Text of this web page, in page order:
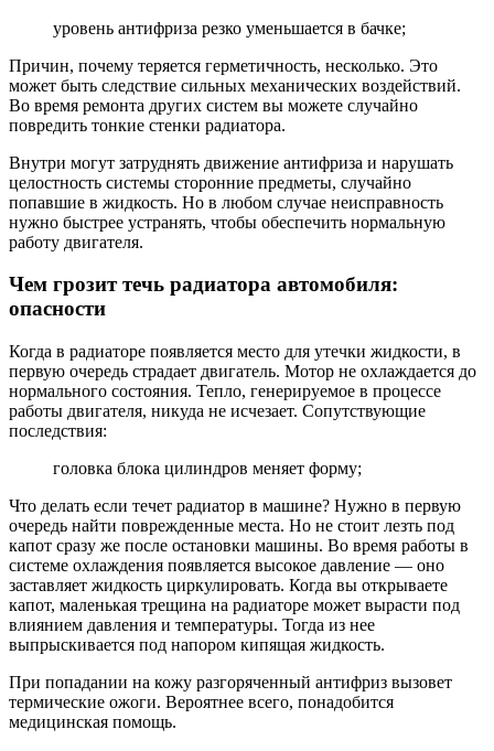
уровень антифриза резко уменьшается в бачке;
Причин, почему теряется герметичность, несколько. Это
может быть следствие сильных механических воздействий.
Во время ремонта других систем вы можете случайно
повредить тонкие стенки радиатора.
Внутри могут затруднять движение антифриза и нарушать
целостность системы сторонние предметы, случайно
попавшие в жидкость. Но в любом случае неисправность
нужно быстрее устранять, чтобы обеспечить нормальную
работу двигателя.
Чем грозит течь радиатора автомобиля:
опасности
Когда в радиаторе появляется место для утечки жидкости, в
первую очередь страдает двигатель. Мотор не охлаждается до
нормального состояния. Тепло, генерируемое в процессе
работы двигателя, никуда не исчезает. Сопутствующие
последствия:
головка блока цилиндров меняет форму;
Что делать если течет радиатор в машине? Нужно в первую
очередь найти поврежденные места. Но не стоит лезть под
капот сразу же после остановки машины. Во время работы в
системе охлаждения появляется высокое давление — оно
заставляет жидкость циркулировать. Когда вы открываете
капот, маленькая трещина на радиаторе может вырасти под
влиянием давления и температуры. Тогда из нее
выпрыскивается под напором кипящая жидкость.
При попадании на кожу разгоряченный антифриз вызовет
термические ожоги. Вероятнее всего, понадобится
медицинская помощь.